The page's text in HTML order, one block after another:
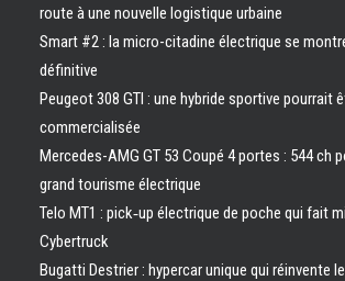
route à une nouvelle logistique urbaine
Smart #2 : la micro-citadine électrique se
définitive
Peugeot 308 GTI : une hybride sportive pourrait
commercialisée
Mercedes-AMG GT 53 Coupé 4 portes : 544 ch
grand tourisme électrique
Telo MT1 : pick‑up électrique de poche qui fait
Cybertruck
Bugatti Destrier : hypercar unique qui réinvente